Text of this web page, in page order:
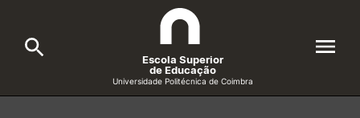
Escola Superior
de Educação
Universidade Politécnica de Coimbra